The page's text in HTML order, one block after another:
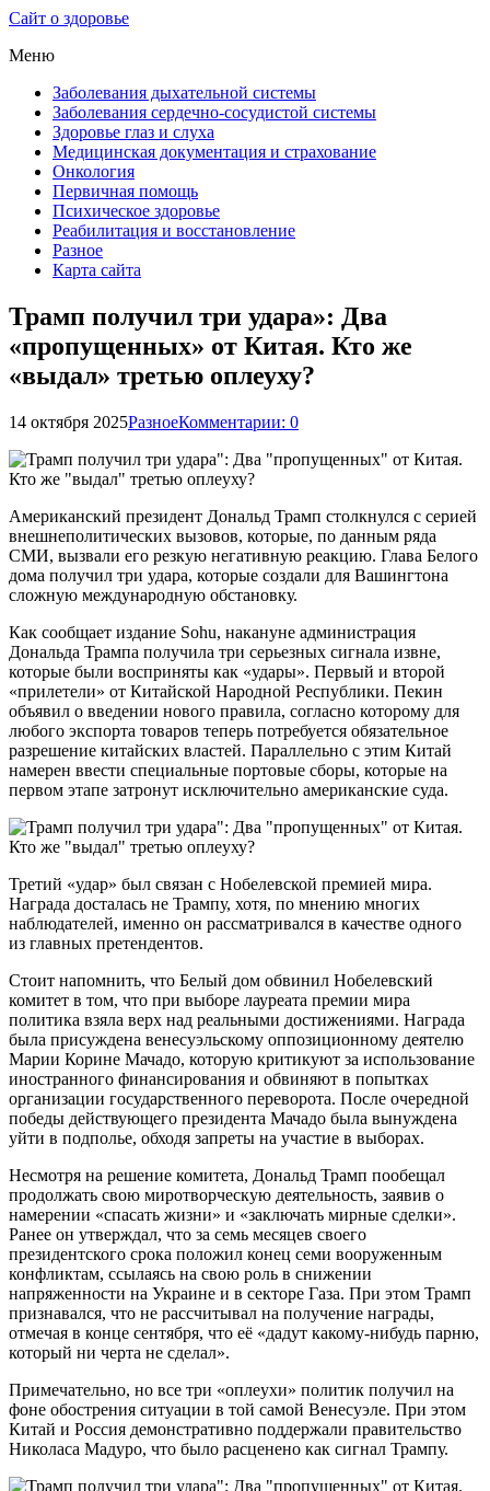
Сайт о здоровье
Меню
Заболевания дыхательной системы
Заболевания сердечно-сосудистой системы
Здоровье глаз и слуха
Медицинская документация и страхование
Онкология
Первичная помощь
Психическое здоровье
Реабилитация и восстановление
Разное
Карта сайта
Трамп получил три удара»: Два
«пропущенных» от Китая. Кто же
«выдал» третью оплеуху?
14 октября 2025РазноеКомментарии: 0
Американский президент Дональд Трамп столкнулся с серией
внешнеполитических вызовов, которые, по данным ряда
СМИ, вызвали его резкую негативную реакцию. Глава Белого
дома получил три удара, которые создали для Вашингтона
сложную международную обстановку.
Как сообщает издание Sohu, накануне администрация
Дональда Трампа получила три серьезных сигнала извне,
которые были восприняты как «удары». Первый и второй
«прилетели» от Китайской Народной Республики. Пекин
объявил о введении нового правила, согласно которому для
любого экспорта товаров теперь потребуется обязательное
разрешение китайских властей. Параллельно с этим Китай
намерен ввести специальные портовые сборы, которые на
первом этапе затронут исключительно американские суда.
Третий «удар» был связан с Нобелевской премией мира.
Награда досталась не Трампу, хотя, по мнению многих
наблюдателей, именно он рассматривался в качестве одного
из главных претендентов.
Стоит напомнить, что Белый дом обвинил Нобелевский
комитет в том, что при выборе лауреата премии мира
политика взяла верх над реальными достижениями. Награда
была присуждена венесуэльскому оппозиционному деятелю
Марии Корине Мачадо, которую критикуют за использование
иностранного финансирования и обвиняют в попытках
организации государственного переворота. После очередной
победы действующего президента Мачадо была вынуждена
уйти в подполье, обходя запреты на участие в выборах.
Несмотря на решение комитета, Дональд Трамп пообещал
продолжать свою миротворческую деятельность, заявив о
намерении «спасать жизни» и «заключать мирные сделки».
Ранее он утверждал, что за семь месяцев своего
президентского срока положил конец семи вооруженным
конфликтам, ссылаясь на свою роль в снижении
напряженности на Украине и в секторе Газа. При этом Трамп
признавался, что не рассчитывал на получение награды,
отмечая в конце сентября, что её «дадут какому-нибудь парню,
который ни черта не сделал».
Примечательно, но все три «оплеухи» политик получил на
фоне обострения ситуации в той самой Венесуэле. При этом
Китай и Россия демонстративно поддержали правительство
Николаса Мадуро, что было расценено как сигнал Трампу.